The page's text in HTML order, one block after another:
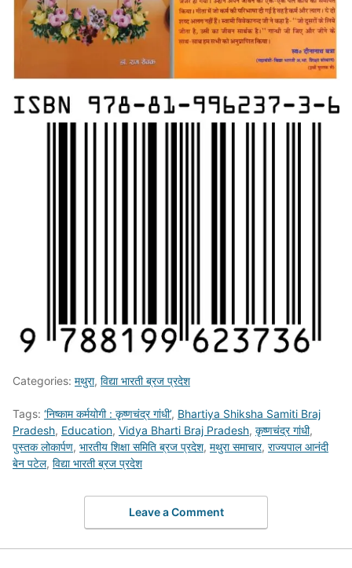
Categories: मथुरा, विद्या भारती ब्रज प्रदेश
Tags: ‘निष्काम कर्मयोगी : कृष्णचंद्र गांधी’, Bhartiya Shiksha Samiti Braj
Pradesh, Education, Vidya Bharti Braj Pradesh, कृष्णचंद्र गांधी,
पुस्तक लोकार्पण, भारतीय शिक्षा समिति ब्रज प्रदेश, मथुरा समाचार, राज्यपाल आनंदी
बेन पटेल, विद्या भारती ब्रज प्रदेश
Leave a Comment